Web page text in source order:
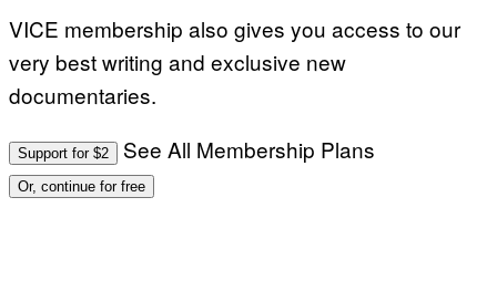
VICE membership also gives you access to our
very best writing and exclusive new
documentaries.
Support for $2 See All Membership Plans
Or, continue for free